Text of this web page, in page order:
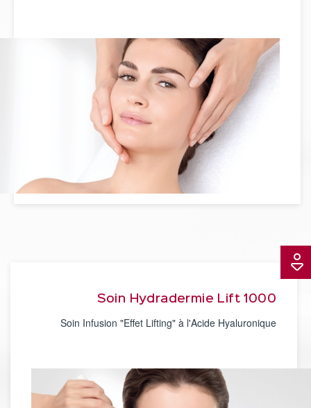
Soin Hydradermie Lift 1000
Soin Infusion "Effet Lifting" à l'Acide Hyaluronique